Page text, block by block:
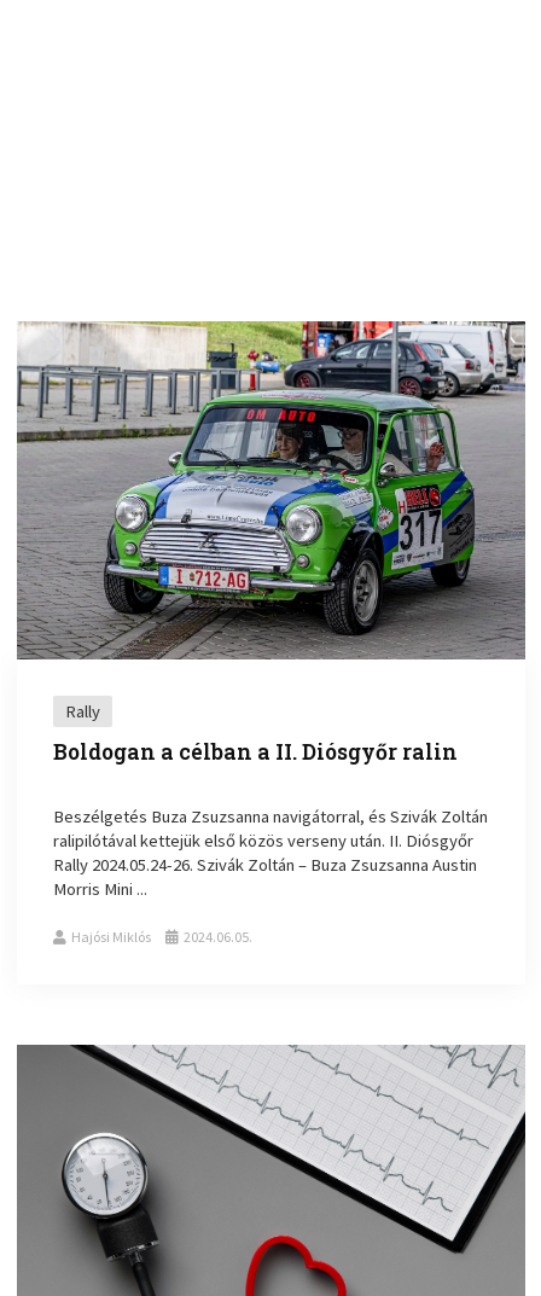
Rally
Boldogan a célban a II. Diósgyőr ralin
Beszélgetés Buza Zsuzsanna navigátorral, és Szivák Zoltán
ralipilótával kettejük első közös verseny után. II. Diósgyőr
Rally 2024.05.24-26. Szivák Zoltán – Buza Zsuzsanna Austin
Morris Mini ...
Hajósi Miklós 2024.06.05.